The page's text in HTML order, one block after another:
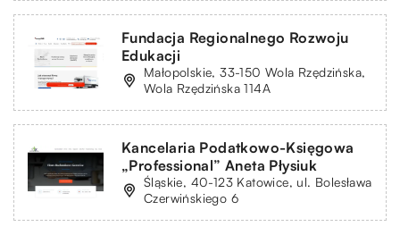
Fundacja Regionalnego Rozwoju
Edukacji
Małopolskie, 33-150 Wola Rzędzińska,
Wola Rzędzińska 114A
Kancelaria Podatkowo-Księgowa
„Professional” Aneta Płysiuk
Śląskie, 40-123 Katowice, ul. Bolesława
Czerwińskiego 6